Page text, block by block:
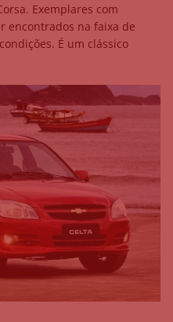
Exemplares com
encontrados na faixa de
É um clássico